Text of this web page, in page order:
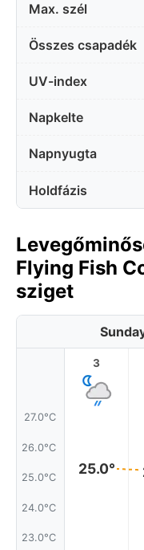
Max. szél
Összes csapadék
UV-index
Napkelte
Napnyugta
Holdfázis
Flying Fish
sziget
27.0°C
26.0°C
25.0°C
24.0°C
23.0°C
3
25.0°